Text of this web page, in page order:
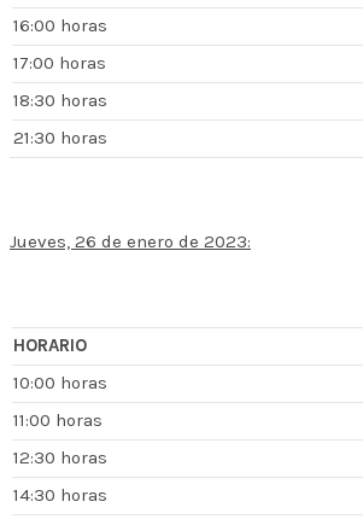
16:00 horas
17:00 horas
18:30 horas
21:30 horas
Jueves, 26 de enero de 2023:
HORARIO
10:00 horas
11:00 horas
12:30 horas
14:30 horas